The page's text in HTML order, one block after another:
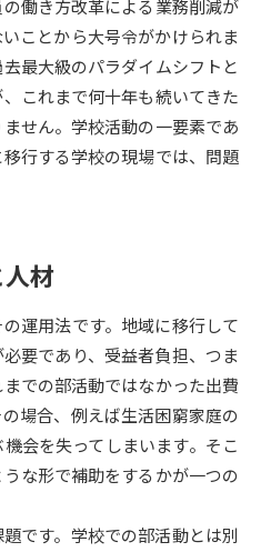
べる
実施プログラムから探す
資料検索
受験スケジュールを立てよう
テレメール全国一斉進学調査
働き方改革による業務削減が
ことから大号令がかけられま
最大級のパラダイムシフトと
これまで何十年も続いてきた
せん。学校活動の一要素であ
行する学校の現場では、問題
材
運用法です。地域に移行して
要であり、受益者負担、つま
での部活動ではなかった出費
場合、例えば生活困窮家庭の
会を失ってしまいます。そこ
な形で補助をするかが一つの
です。学校での部活動とは別